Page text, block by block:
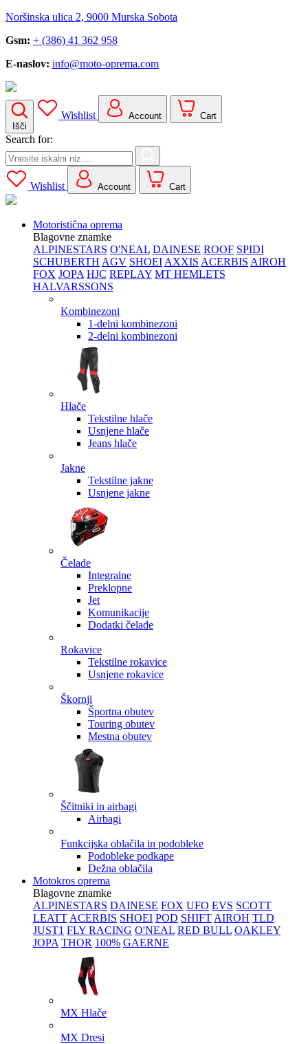
Noršinska ulica 2, 9000 Murska Sobota
Gsm: + (386) 41 362 958
E-naslov: info@moto-oprema.com
Išči
Wishlist Account Cart
Search for:
Wishlist Account Cart
Motoristična oprema
Blagovne znamke
ALPINESTARS O'NEAL DAINESE ROOF SPIDI
SCHUBERTH AGV SHOEI AXXIS ACERBIS AIROH
FOX JOPA HJC REPLAY MT HEMLETS
HALVARSSONS
Kombinezoni
1-delni kombinezoni
2-delni kombinezoni
Hlače
Tekstilne hlače
Usnjene hlače
Jeans hlače
Jakne
Tekstilne jakne
Usnjene jakne
Čelade
Integralne
Preklopne
Jet
Komunikacije
Dodatki čelade
Rokavice
Tekstilne rokavice
Usnjene rokavice
Škornji
Športna obutev
Touring obutev
Mestna obutev
Ščitniki in airbagi
Airbagi
Funkcijska oblačila in podobleke
Podobleke podkape
Dežna oblačila
Motokros oprema
Blagovne znamke
ALPINESTARS DAINESE FOX UFO EVS SCOTT
LEATT ACERBIS SHOEI POD SHIFT AIROH TLD
JUST1 FLY RACING O'NEAL RED BULL OAKLEY
JOPA THOR 100% GAERNE
MX Hlače
MX Dresi